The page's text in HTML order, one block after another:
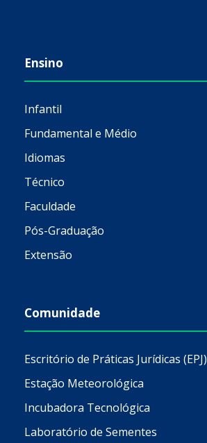
Ensino
Infantil
Fundamental e Médio
Idiomas
Técnico
Faculdade
Pós-Graduação
Extensão
Comunidade
Escritório de Práticas Jurídicas (EPJ)
Estação Meteorológica
Incubadora Tecnológica
Laboratório de Sementes